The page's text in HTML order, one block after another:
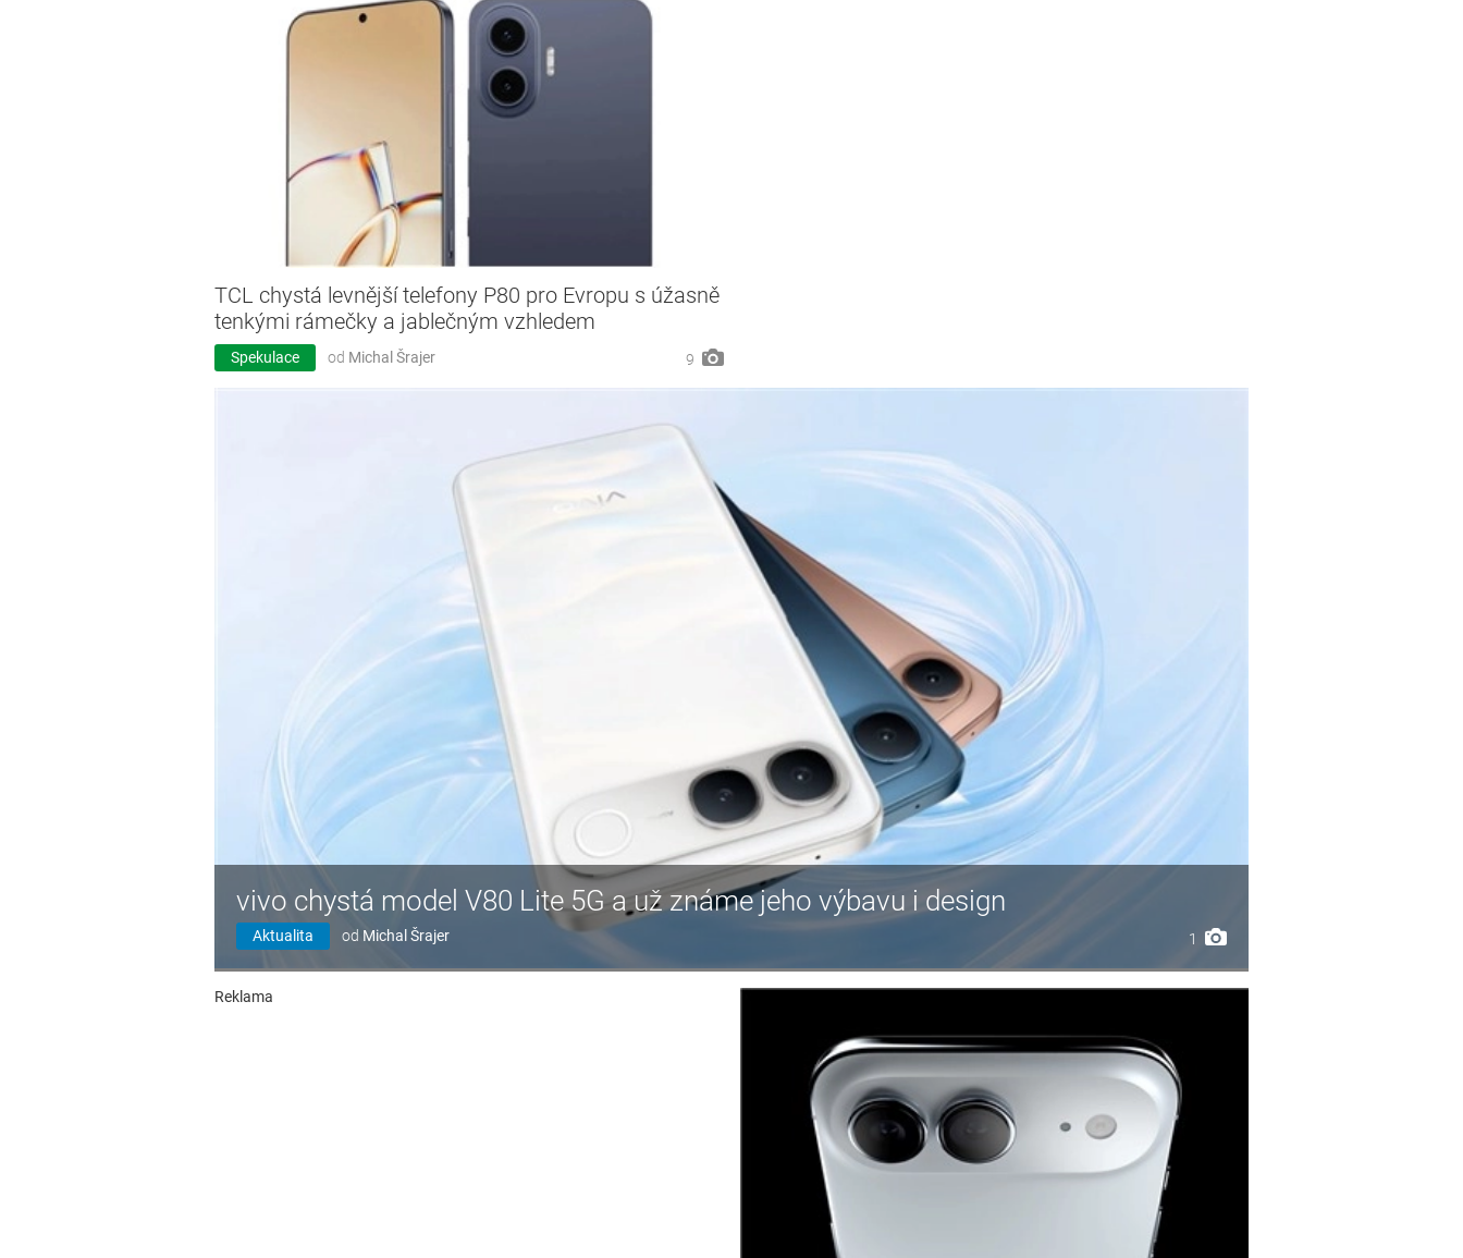
TCL chystá levnější telefony P80 pro Evropu s úžasně
tenkými rámečky a jablečným vzhledem
Spekulace od Michal Šrajer 9
vivo chystá model V80 Lite 5G a už známe jeho výbavu i design
Aktualita od Michal Šrajer 1
Reklama